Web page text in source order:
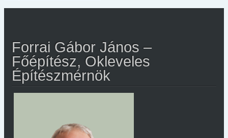
Forrai Gábor János –
Főépítész, Okleveles
Építészmérnök